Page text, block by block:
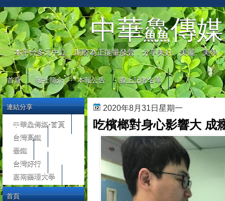
中華鱻傳媒
本平台多元中立，期盼為正能量發聲，分享美好、美麗、美學
首頁 報社簡介 本報公告 線上記者名單
2020年8月31日星期一
吃檳榔對身心影響大 成
連結分享
中華鱻傳媒-首頁
台灣高鐵
臺鐵
台灣好行
嘉南藥理大學
首頁